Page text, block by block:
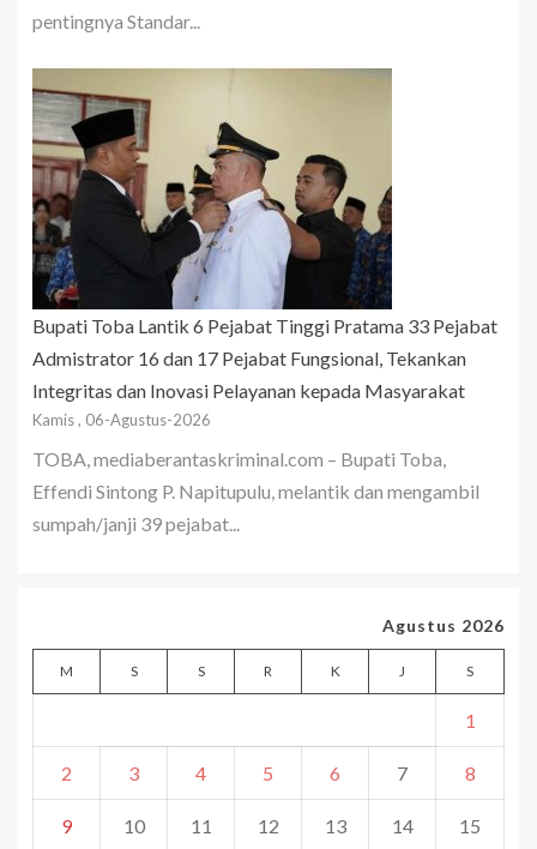
pentingnya Standar...
Bupati Toba Lantik 6 Pejabat Tinggi Pratama 33 Pejabat
Admistrator 16 dan 17 Pejabat Fungsional, Tekankan
Integritas dan Inovasi Pelayanan kepada Masyarakat
Kamis , 06-Agustus-2026
TOBA, mediaberantaskriminal.com – Bupati Toba,
Effendi Sintong P. Napitupulu, melantik dan mengambil
sumpah/janji 39 pejabat...
Agustus 2026
M S S R K J S
1
2 3 4 5 6 7 8
9 10 11 12 13 14 15